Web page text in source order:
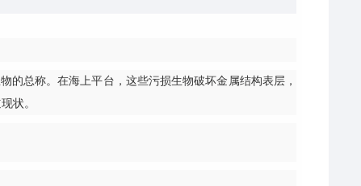
总称。在海上平台，这些污损生物破坏金属结构表层，
状。